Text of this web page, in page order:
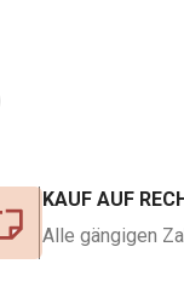
KAUF AUF
Alle gängigen